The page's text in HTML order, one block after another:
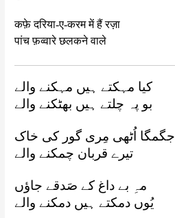
कफ़े दरिया-ए-करम में हैं रज़ा
पांच फ़व्वारे छलकने वाले
کیا مہکتے ہیں مہکنے والے
بو پہ چلتے ہیں بھٹکنے والے
جگمگا اُٹھی مِری گور کی خاک
تیرے قربان چمکنے والے
مہِ بے داغ کے صَدقے جاؤں
یُوں دمکتے ہیں دمکنے والے